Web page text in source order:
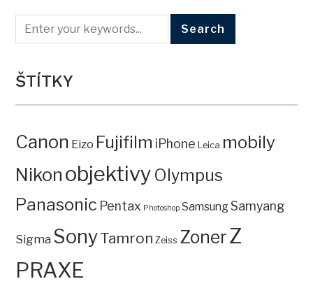
ŠTÍTKY
Canon Eizo Fujifilm iPhone Leica mobily
Nikon objektivy Olympus
Panasonic Pentax Photoshop SamsungSamyang
Sigma SonyTamron Zeiss ZonerZ
PRAXE